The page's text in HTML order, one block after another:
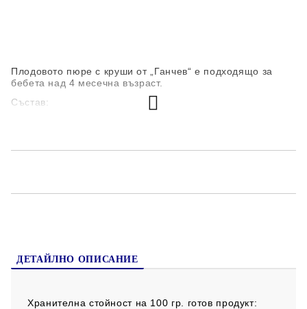
Плодовото пюре с круши от „Ганчев“ е подходящо за
бебета над 4 месечна възраст.
Състав:
ДЕТАЙЛНО ОПИСАНИЕ
Хранителна стойност на 100 гр. готов продукт: